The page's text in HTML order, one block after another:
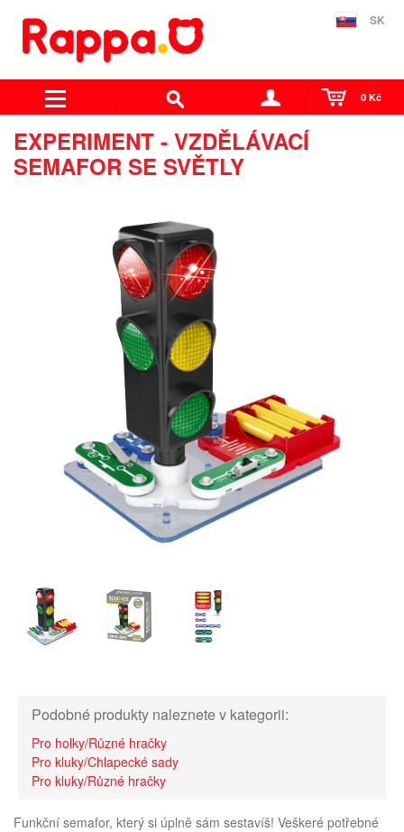
SK
0 Kč
EXPERIMENT - VZDĚLÁVACÍ
SEMAFOR SE SVĚTLY
Podobné produkty naleznete v kategorii:
Pro holky/Různé hračky
Pro kluky/Chlapecké sady
Pro kluky/Různé hračky
Funkční semafor, který si úplně sám sestavíš! Veškeré potřebné